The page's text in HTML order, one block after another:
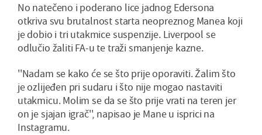
No natečeno i poderano lice jadnog Edersona
otkriva svu brutalnost starta neopreznog Manea koji
je dobio i tri utakmice suspenzije. Liverpool se
odlučio žaliti FA-u te traži smanjenje kazne.
''Nadam se kako će se što prije oporaviti. Žalim što
je ozlijeđen pri sudaru i što nije mogao nastaviti
utakmicu. Molim se da se što prije vrati na teren jer
on je sjajan igrač'', napisao je Mane u isprici na
Instagramu.